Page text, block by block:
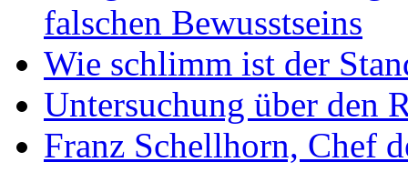
falschen Bewusstseins
Wie schlimm ist der
Untersuchung über den
Franz Schellhorn, Chef